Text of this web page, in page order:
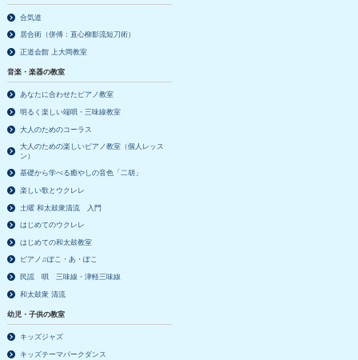
合気道
居合術（併傅：直心柳影流短刀術）
正道会館 上大岡教室
音楽・楽器の教室
あなたに合わせたピアノ教室
明るく楽しい端唄・三味線教室
大人のためのコーラス
大人のための楽しいピアノ教室（個人レッス
ン）
基礎から学べる癒やしの音色「二胡」
楽しい歌とウクレレ
土曜 和太鼓衆清流 入門
はじめてのウクレレ
はじめての和太鼓教室
ピアノ♫ぽこ・あ・ぽこ
民謡 唄 三味線・津軽三味線
和太鼓衆 清流
幼児・子供の教室
キッズジャズ
キッズテーマパークダンス